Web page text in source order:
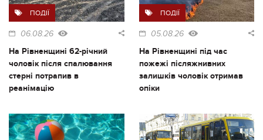
ПОДІЇ
06.08.26
На Рівненщині 62-річний
чоловік після спалювання
стерні потрапив в
реанімацію
ПОДІЇ
05.08.26
На Рівненщині під час
пожежі післяжнивних
залишків чоловік отримав
опіки